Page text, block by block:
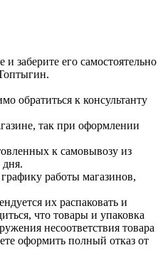
и заберите его самостоятельно
обратиться к консультанту
так при оформлении
к самовывозу из
дня.
работы магазинов,
их распаковать и
что товары и упаковка
несоответствия товара
оформить полный отказ от